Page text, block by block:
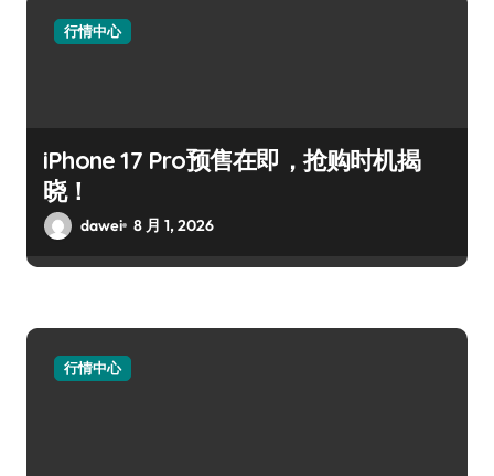
行情中心
iPhone 17 Pro预售在即，抢购时机揭
晓！
dawei 8 月 1, 2026
行情中心